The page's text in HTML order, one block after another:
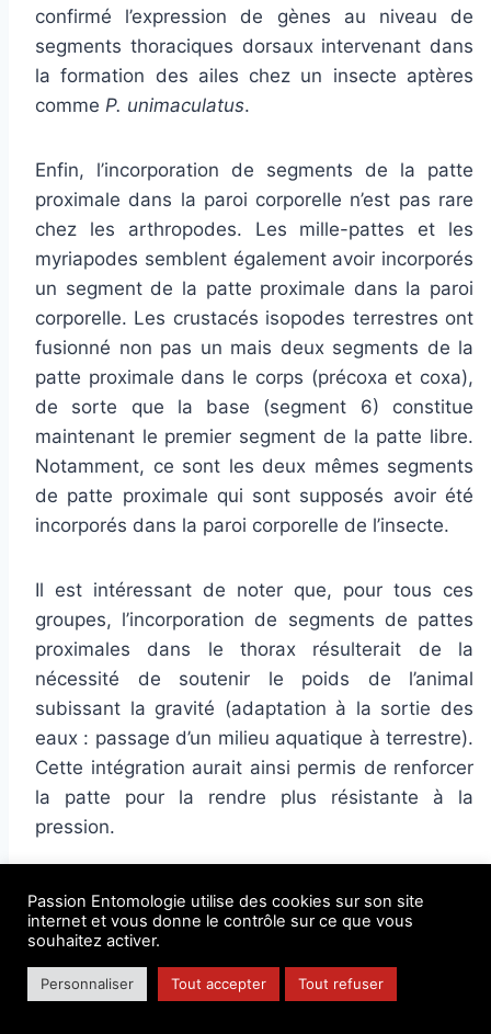
confirmé l’expression de gènes au niveau de
segments thoraciques dorsaux intervenant dans
la formation des ailes chez un insecte aptères
comme P. unimaculatus.
Enfin, l’incorporation de segments de la patte
proximale dans la paroi corporelle n’est pas rare
chez les arthropodes. Les mille-pattes et les
myriapodes semblent également avoir incorporés
un segment de la patte proximale dans la paroi
corporelle. Les crustacés isopodes terrestres ont
fusionné non pas un mais deux segments de la
patte proximale dans le corps (précoxa et coxa),
de sorte que la base (segment 6) constitue
maintenant le premier segment de la patte libre.
Notamment, ce sont les deux mêmes segments
de patte proximale qui sont supposés avoir été
incorporés dans la paroi corporelle de l’insecte.
Il est intéressant de noter que, pour tous ces
groupes, l’incorporation de segments de pattes
proximales dans le thorax résulterait de la
nécessité de soutenir le poids de l’animal
subissant la gravité (adaptation à la sortie des
eaux : passage d’un milieu aquatique à terrestre).
Cette intégration aurait ainsi permis de renforcer
la patte pour la rendre plus résistante à la
pression.
Synthèse des homologies de structures
entre crustacés ancestraux et insectes,
des segments et de la formation des
Passion Entomologie utilise des cookies sur son site
internet et vous donne le contrôle sur ce que vous
souhaitez activer.
Personnaliser Tout accepter Tout refuser